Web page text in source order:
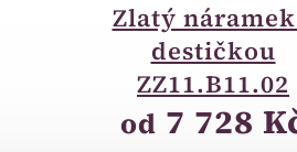
Zlatý
destičkou
ZZ11.B11.02
od 7 728